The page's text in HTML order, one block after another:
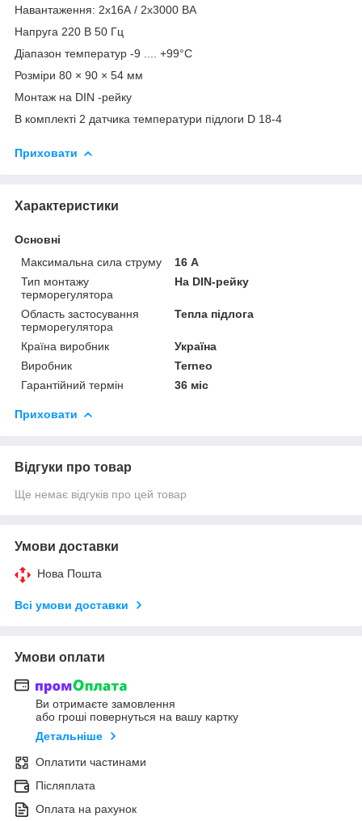
Навантаження: 2х16А / 2x3000 ВА
Напруга 220 В 50 Гц
Діапазон температур -9 .... +99°С
Розміри 80 × 90 × 54 мм
Монтаж на DIN -рейку
В комплекті 2 датчика температури підлоги D 18-4
Приховати
Характеристики
Основні
Максимальна сила струму
16 А
Тип монтажу
терморегулятора
На DIN-рейку
Область застосування
терморегулятора
Тепла підлога
Країна виробник
Україна
Виробник
Terneo
Гарантійний термін
36 міс
Приховати
Відгуки про товар
Ще немає відгуків про цей товар
Умови доставки
Нова Пошта
Всі умови доставки
Умови оплати
Ви отримаєте замовлення
або гроші повернуться на вашу картку
Детальніше
Оплатити частинами
Післяплата
Оплата на рахунок